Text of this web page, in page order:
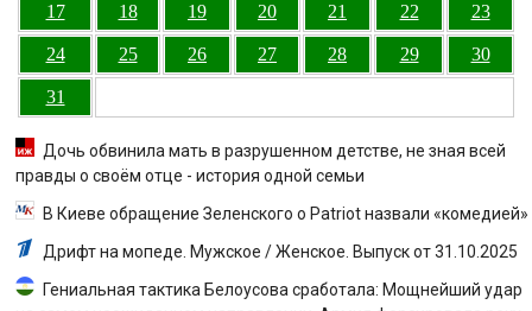
17 18 19 20 21 22 23
24 25 26 27 28 29 30
31
Дочь обвинила мать в разрушенном детстве, не зная всей
правды о своём отце - история одной семьи
В Киеве обращение Зеленского о Patriot назвали «комедией»
Дрифт на мопеде. Мужское / Женское. Выпуск от 31.10.2025
Гениальная тактика Белоусова сработала: Мощнейший удар